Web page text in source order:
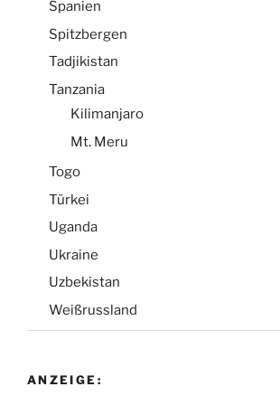
Spanien
Spitzbergen
Tadjikistan
Tanzania
Kilimanjaro
Mt. Meru
Togo
Türkei
Uganda
Ukraine
Uzbekistan
Weißrussland
ANZEIGE: